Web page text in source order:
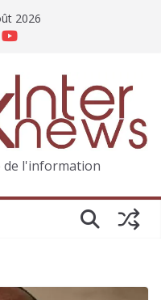
2026
de l'information